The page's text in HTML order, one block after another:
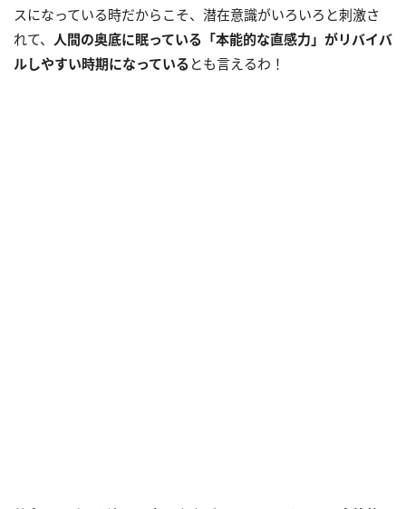
スになっている時だからこそ、潜在意識がいろいろと刺激さ
れて、 人間の奥底に眠っている「本能的な直感力」がリバイバ
ルしやすい時期になっている とも言えるわ！